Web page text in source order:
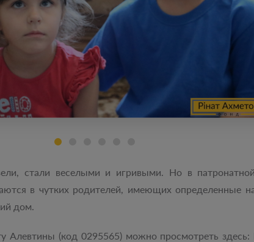
стали веселыми и игривыми. Но в
в чутких родителей, имеющих определенные
дом.
Алевтины (код 0295565) можно просмотреть